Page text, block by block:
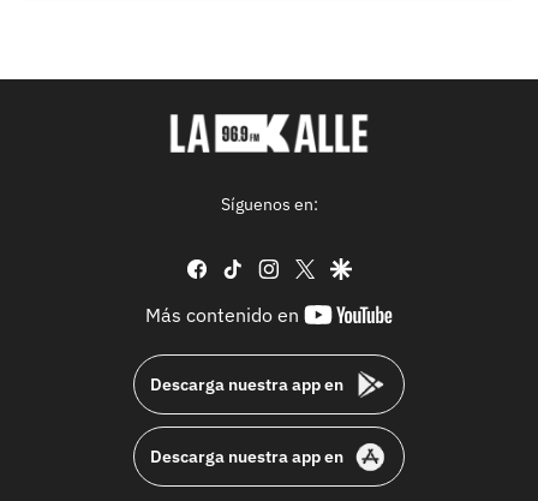
Síguenos en:
facebook
tiktok instagram
twittergoogle
Más contenido en
youtube-
Descarga nuestra app en
Descarga nuestra app en